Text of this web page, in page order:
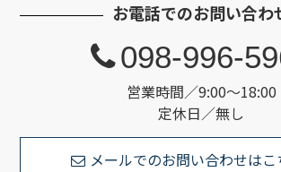
お電話でのお問い合わ
営業時間／9:00～18:00
定休日／無し
098-996-
メールでのお問い合わせはこ